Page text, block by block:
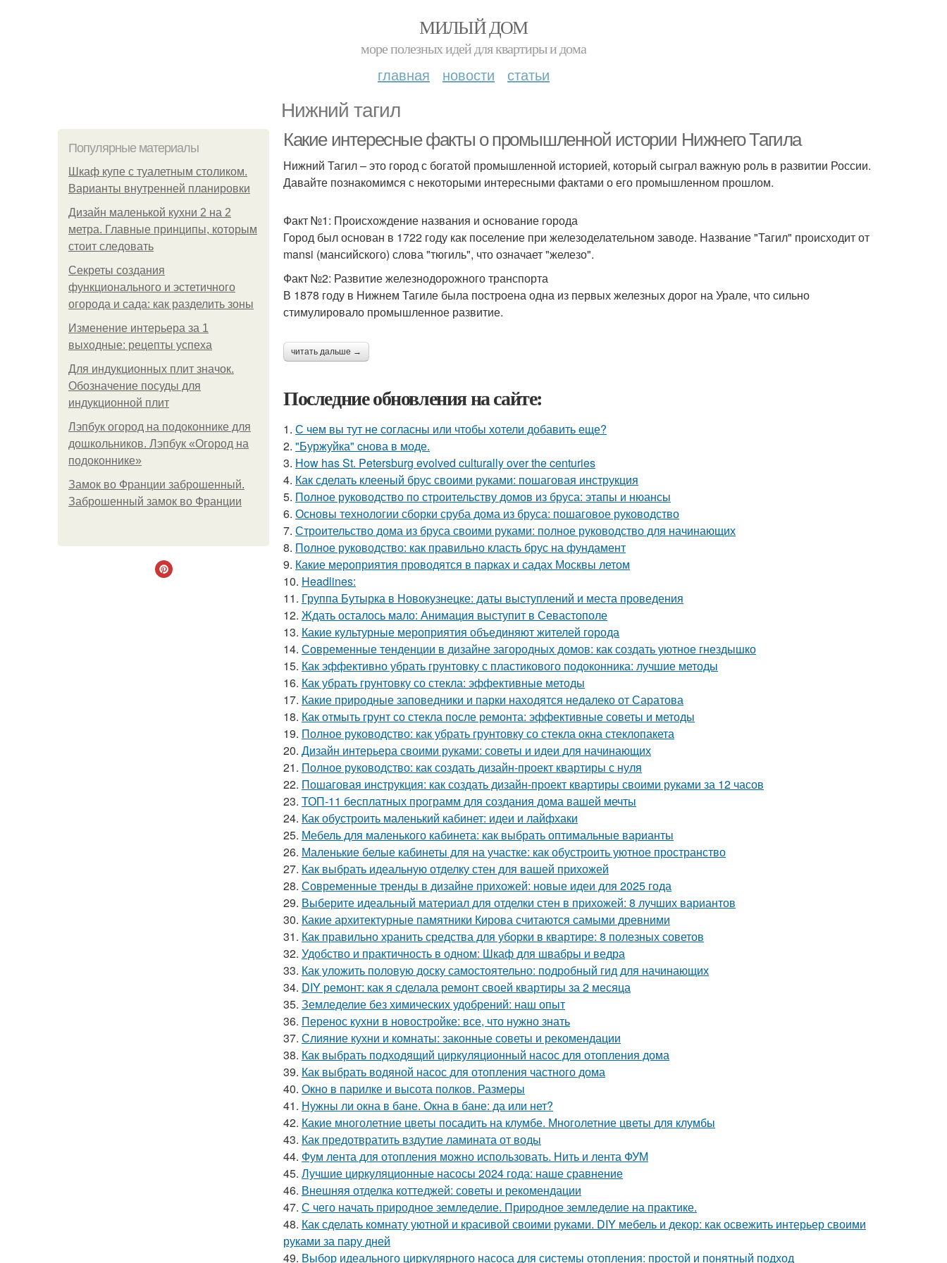
МИЛЫЙ ДОМ
море полезных идей для квартиры и дома
главная новости статьи
Нижний тагил
Популярные материалы
Шкаф купе с туалетным столиком.
Варианты внутренней планировки
Дизайн маленькой кухни 2 на 2
метра. Главные принципы, которым
стоит следовать
Секреты создания
функционального и эстетичного
огорода и сада: как разделить зоны
Изменение интерьера за 1
выходные: рецепты успеха
Для индукционных плит значок.
Обозначение посуды для
индукционной плит
Лэпбук огород на подоконнике для
дошкольников. Лэпбук «Огород на
подоконнике»
Замок во Франции заброшенный.
Заброшенный замок во Франции
Какие интересные факты о промышленной истории Нижнего Тагила
Нижний Тагил – это город с богатой промышленной историей, который сыграл важную роль в развитии России.
Давайте познакомимся с некоторыми интересными фактами о его промышленном прошлом.
Факт №1: Происхождение названия и основание города
Город был основан в 1722 году как поселение при железоделательном заводе. Название "Тагил" происходит от
mansi (мансийского) слова "тюгиль", что означает "железо".
Факт №2: Развитие железнодорожного транспорта
В 1878 году в Нижнем Тагиле была построена одна из первых железных дорог на Урале, что сильно
стимулировало промышленное развитие.
читать дальше →
Последние обновления на сайте:
1. С чем вы тут не согласны или чтобы хотели добавить еще?
2. "Буржуйка" cнова в моде.
3. How has St. Petersburg evolved culturally over the centuries
4. Как сделать клееный брус своими руками: пошаговая инструкция
5. Полное руководство по строительству домов из бруса: этапы и нюансы
6. Основы технологии сборки сруба дома из бруса: пошаговое руководство
7. Строительство дома из бруса своими руками: полное руководство для начинающих
8. Полное руководство: как правильно класть брус на фундамент
9. Какие мероприятия проводятся в парках и садах Москвы летом
10. Headlines:
11. Группа Бутырка в Новокузнецке: даты выступлений и места проведения
12. Ждать осталось мало: Анимация выступит в Севастополе
13. Какие культурные мероприятия объединяют жителей города
14. Современные тенденции в дизайне загородных домов: как создать уютное гнездышко
15. Как эффективно убрать грунтовку с пластикового подоконника: лучшие методы
16. Как убрать грунтовку со стекла: эффективные методы
17. Какие природные заповедники и парки находятся недалеко от Саратова
18. Как отмыть грунт со стекла после ремонта: эффективные советы и методы
19. Полное руководство: как убрать грунтовку со стекла окна стеклопакета
20. Дизайн интерьера своими руками: советы и идеи для начинающих
21. Полное руководство: как создать дизайн-проект квартиры с нуля
22. Пошаговая инструкция: как создать дизайн-проект квартиры своими руками за 12 часов
23. ТОП-11 бесплатных программ для создания дома вашей мечты
24. Как обустроить маленький кабинет: идеи и лайфхаки
25. Мебель для маленького кабинета: как выбрать оптимальные варианты
26. Маленькие белые кабинеты для на участке: как обустроить уютное пространство
27. Как выбрать идеальную отделку стен для вашей прихожей
28. Современные тренды в дизайне прихожей: новые идеи для 2025 года
29. Выберите идеальный материал для отделки стен в прихожей: 8 лучших вариантов
30. Какие архитектурные памятники Кирова считаются самыми древними
31. Как правильно хранить средства для уборки в квартире: 8 полезных советов
32. Удобство и практичность в одном: Шкаф для швабры и ведра
33. Как уложить половую доску самостоятельно: подробный гид для начинающих
34. DIY ремонт: как я сделала ремонт своей квартиры за 2 месяца
35. Земледелие без химических удобрений: наш опыт
36. Перенос кухни в новостройке: все, что нужно знать
37. Слияние кухни и комнаты: законные советы и рекомендации
38. Как выбрать подходящий циркуляционный насос для отопления дома
39. Как выбрать водяной насос для отопления частного дома
40. Окно в парилке и высота полков. Размеры
41. Нужны ли окна в бане. Окна в бане: да или нет?
42. Какие многолетние цветы посадить на клумбе. Многолетние цветы для клумбы
43. Как предотвратить вздутие ламината от воды
44. Фум лента для отопления можно использовать. Нить и лента ФУМ
45. Лучшие циркуляционные насосы 2024 года: наше сравнение
46. Внешняя отделка коттеджей: советы и рекомендации
47. С чего начать природное земледелие. Природное земледелие на практике.
48. Как сделать комнату уютной и красивой своими руками. DIY мебель и декор: как освежить интерьер своими
руками за пару дней
49. Выбор идеального циркулярного насоса для системы отопления: простой и понятный подход